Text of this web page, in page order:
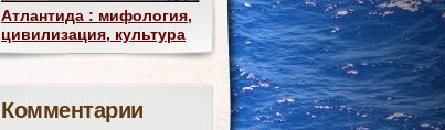
Атлантида : мифология,
цивилизация, культура
Комментарии